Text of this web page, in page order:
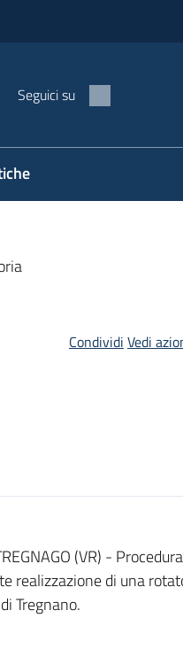
Seguici su
Condividi Vedi
(VR) -
realizzazione di una
Tregnano.